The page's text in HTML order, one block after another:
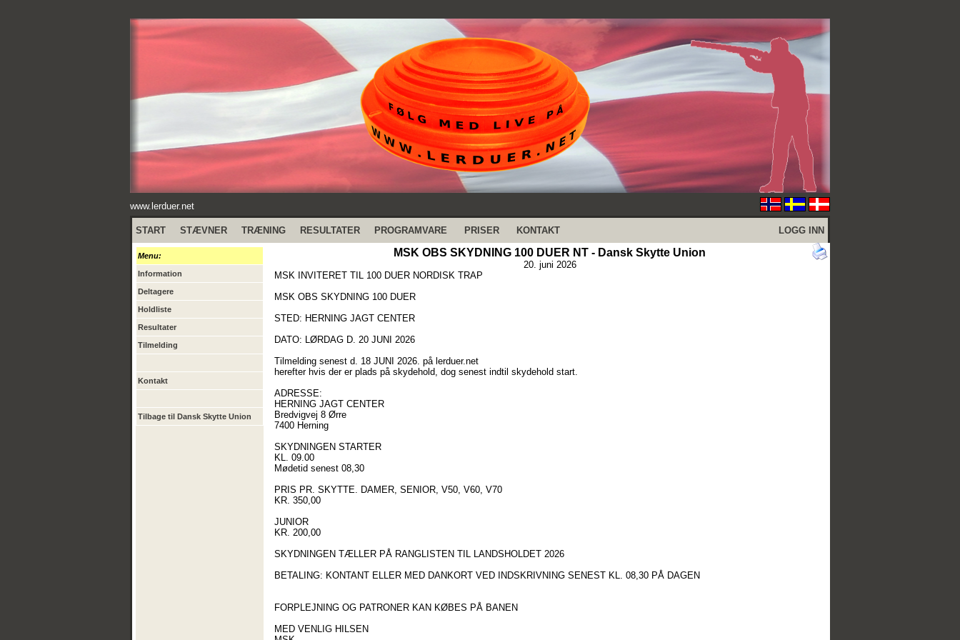
www.lerduer.net
START STÆVNER TRÆNING RESULTATER PROGRAMVARE PRISER KONTAKT LOGG INN
Menu:
Information
Deltagere
Holdliste
Resultater
Tilmelding
Kontakt
Tilbage til Dansk Skytte Union
MSK OBS SKYDNING 100 DUER NT - Dansk Skytte Union
20. juni 2026
MSK INVITERET TIL 100 DUER NORDISK TRAP
MSK OBS SKYDNING 100 DUER
STED: HERNING JAGT CENTER
DATO: LØRDAG D. 20 JUNI 2026
Tilmelding senest d. 18 JUNI 2026. på lerduer.net
herefter hvis der er plads på skydehold, dog senest indtil skydehold start.
ADRESSE:
HERNING JAGT CENTER
Bredvigvej 8 Ørre
7400 Herning
SKYDNINGEN STARTER
KL. 09.00
Mødetid senest 08,30
PRIS PR. SKYTTE. DAMER, SENIOR, V50, V60, V70
KR. 350,00
JUNIOR
KR. 200,00
SKYDNINGEN TÆLLER PÅ RANGLISTEN TIL LANDSHOLDET 2026
BETALING: KONTANT ELLER MED DANKORT VED INDSKRIVNING SENEST KL. 08,30 PÅ DAGEN
FORPLEJNING OG PATRONER KAN KØBES PÅ BANEN
MED VENLIG HILSEN